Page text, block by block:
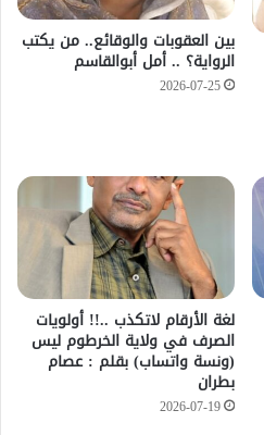
بين العقوبات والوقائع.. من يكتب
الرواية؟ .. أمل أبوالقاسم
2026-07-25
لغة الأرقام لاتكذب ..!! أولويات
الصرف في ولاية الخرطوم ليس
(ونسة واتساب) بقلم : عصام
بطران
2026-07-19